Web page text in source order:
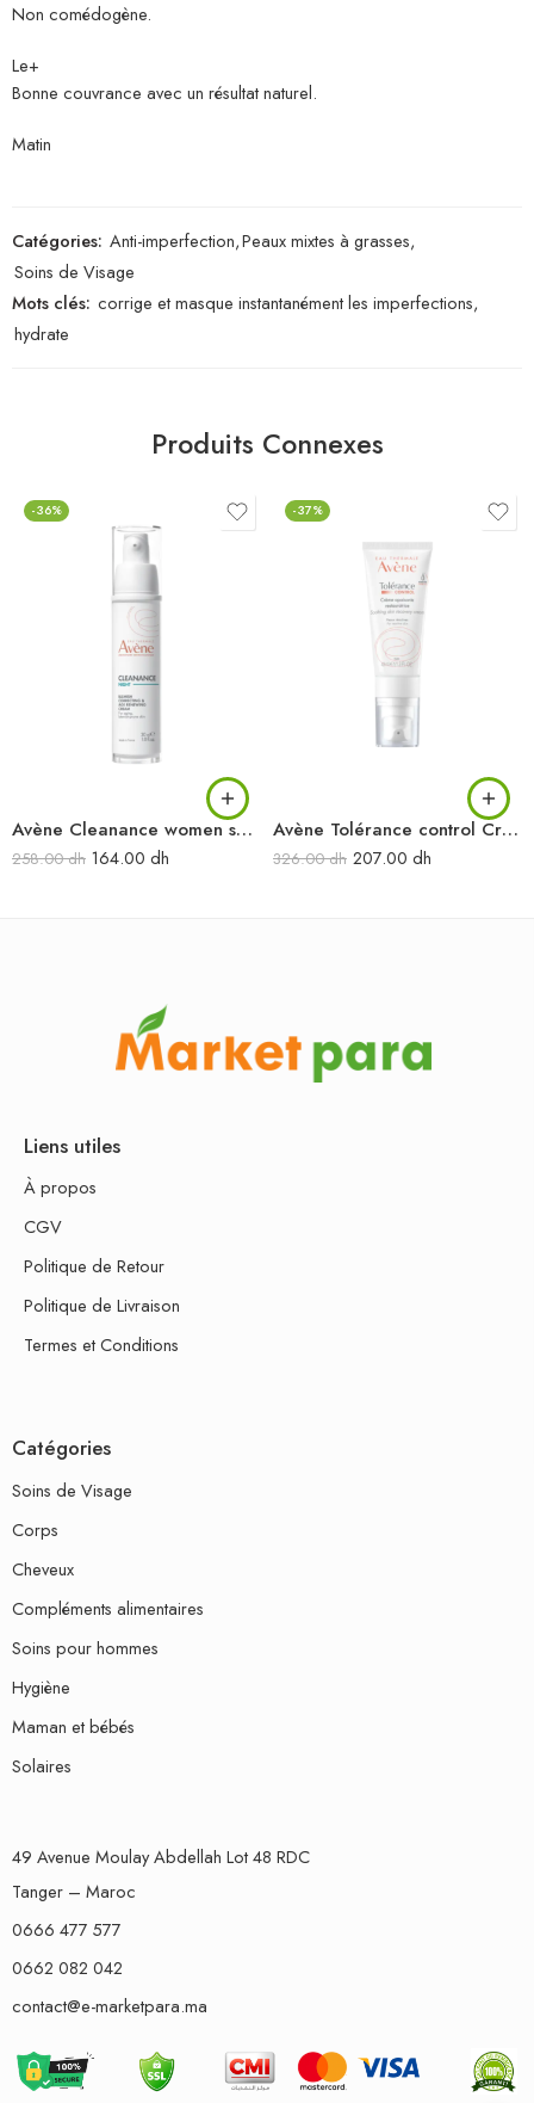
Non comédogène.
Le+
Bonne couvrance avec un résultat naturel.
Matin
Catégories: Anti-imperfection,Peaux mixtes à grasses,
Soins de Visage
Mots clés: corrige et masque instantanément les imperfections,
hydrate
Produits Connexes
-36%
Avène Cleanance women soin nuit lissant 30 ml
258.00dh 164.00 dh
-37%
Avène Tolérance control Crème apaisante restauratrice 40 ml
326.00dh 207.00 dh
Liens utiles
À propos
CGV
Politique de Retour
Politique de Livraison
Termes et Conditions
Catégories
Soins de Visage
Corps
Cheveux
Compléments alimentaires
Soins pour hommes
Hygiène
Maman et bébés
Solaires
49 Avenue Moulay Abdellah Lot 48 RDC
Tanger – Maroc
0666 477 577
0662 082 042
contact@e-marketpara.ma